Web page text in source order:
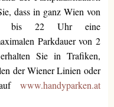
dass in ganz Wien von
bis 22 Uhr eine
Parkdauer von 2
Sie in Trafiken,
der Wiener Linien oder
www.handyparken.at